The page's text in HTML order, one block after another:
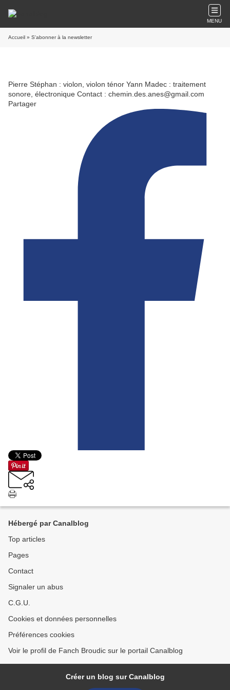
MENU
Accueil » S'abonner à la newsletter
Pierre Stéphan : violon, violon ténor Yann Madec : traitement
sonore, électronique Contact : chemin.des.anes@gmail.com
Partager
Hébergé par Canalblog
Top articles
Pages
Contact
Signaler un abus
C.G.U.
Cookies et données personnelles
Préférences cookies
Voir le profil de Fanch Broudic sur le portail Canalblog
Créer un blog sur Canalblog